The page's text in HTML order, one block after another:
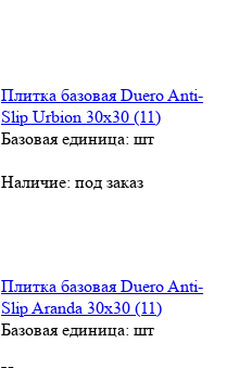
Плитка базовая Duero Anti-
Slip Urbion 30х30 (11)
Базовая единица: шт
Наличие: под заказ
Плитка базовая Duero Anti-
Slip Aranda 30х30 (11)
Базовая единица: шт